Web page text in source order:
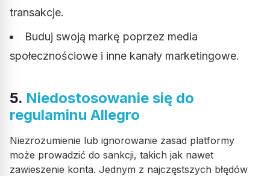
transakcje.
Buduj swoją markę poprzez media
społecznościowe i inne kanały marketingowe.
5. Niedostosowanie się do
regulaminu Allegro
Niezrozumienie lub ignorowanie zasad platformy
może prowadzić do sankcji, takich jak nawet
zawieszenie konta. Jednym z najczęstszych błędów